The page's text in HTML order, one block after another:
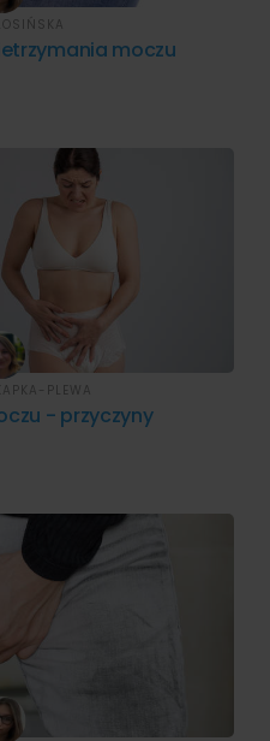
moczu
- przyczyny
PLEWA